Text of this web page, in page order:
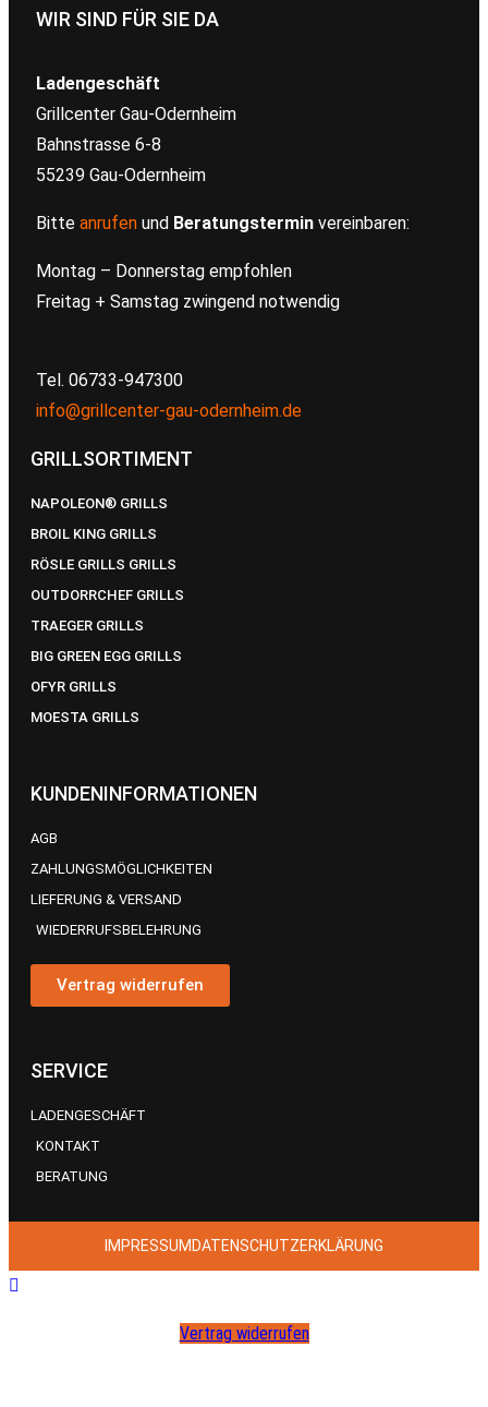
WIR SIND FÜR SIE DA
Ladengeschäft
Grillcenter Gau-Odernheim
Bahnstrasse 6-8
55239 Gau-Odernheim
Bitte anrufen und Beratungstermin vereinbaren:
Montag – Donnerstag empfohlen
Freitag + Samstag zwingend notwendig
Tel. 06733-947300
info@grillcenter-gau-odernheim.de
GRILLSORTIMENT
NAPOLEON® GRILLS
BROIL KING GRILLS
RÖSLE GRILLS GRILLS
OUTDORRCHEF GRILLS
TRAEGER GRILLS
BIG GREEN EGG GRILLS
OFYR GRILLS
MOESTA GRILLS
KUNDENINFORMATIONEN
AGB
ZAHLUNGSMÖGLICHKEITEN
LIEFERUNG & VERSAND
WIEDERRUFSBELEHRUNG
Vertrag widerrufen
SERVICE
LADENGESCHÄFT
KONTAKT
BERATUNG
IMPRESSUM DATENSCHUTZERKLÄRUNG
Vertrag widerrufen